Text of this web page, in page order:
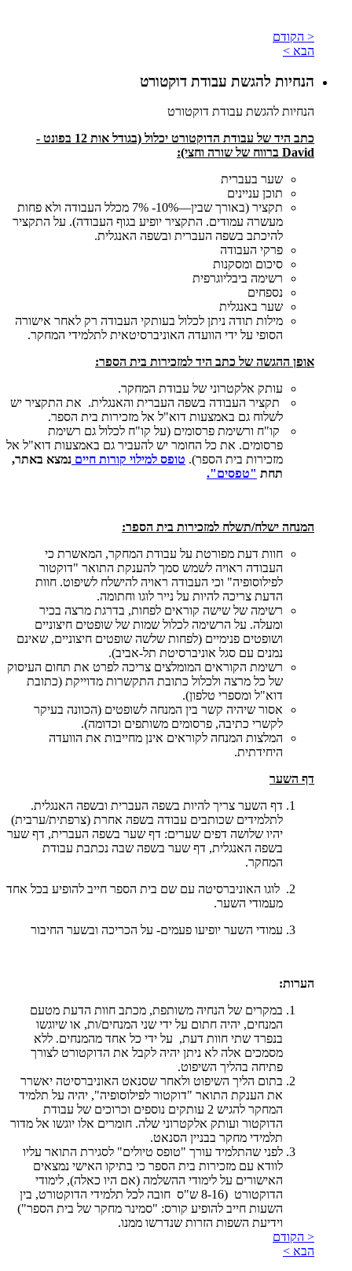
< הקודם
הבא >
הנחיות להגשת עבודת דוקטורט
הנחיות להגשת עבודת דוקטורט
כתב היד של עבודת הדוקטורט יכלול (בגודל אות 12 בפונט -
David ברווח של שורה וחצי):
שער בעברית
תוכן עניינים
תקציר (באורך שבין—10%- 7% מכלל העבודה ולא פחות
מעשרה עמודים. התקציר יופיע בגוף העבודה). על התקציר
להיכתב בשפה העברית ובשפה האנגלית.
פרקי העבודה
סיכום ומסקנות
רשימה ביבליוגרפית
נספחים
שער באנגלית
מילות תודה ניתן לכלול בעותקי העבודה רק לאחר אישורה
הסופי על ידי הוועדה האוניברסיטאית לתלמידי המחקר.
אופן ההגשה של כתב היד למזכירות בית הספר:
עותק אלקטרוני של עבודת המחקר.
תקציר העבודה בשפה העברית והאנגלית. את התקציר יש
לשלוח גם באמצעות דוא"ל אל מזכירות בית הספר.
קו"ח ורשימת פרסומים (על קו"ח לכלול גם רשימת
פרסומים. את כל החומר יש להעביר גם באמצעות דוא"ל אל
מזכירות בית הספר). טופס למילוי קורות חיים נמצא באתר,
תחת "טפסים".
המנחה ישלח/תשלח למזכירות בית הספר:
חוות דעת מפורטת על עבודת המחקר, המאשרת כי
העבודה ראויה לשמש סמך להענקת התואר "דוקטור
לפילוסופיה" וכי העבודה ראויה להישלח לשיפוט. חוות
הדעת צריכה להיות על נייר לוגו וחתומה.
רשימה של שישה קוראים לפחות, בדרגת מרצה בכיר
ומעלה. על הרשימה לכלול שמות של שופטים חיצוניים
ושופטים פנימיים (לפחות שלשה שופטים חיצוניים, שאינם
נמנים עם סגל אוניברסיטת תל-אביב).
רשימת הקוראים המומלצים צריכה לפרט את תחום העיסוק
של כל מרצה ולכלול כתובת התקשרות מדוייקת (כתובת
דוא"ל ומספרי טלפון).
אסור שיהיה קשר בין המנחה לשופטים (הכוונה בעיקר
לקשרי כתיבה, פרסומים משותפים וכדומה).
המלצות המנחה לקוראים אינן מחייבות את הוועדה
היחידתית.
דף השער
דף השער צריך להיות בשפה העברית ובשפה האנגלית.
לתלמידים שכותבים עבודה בשפה אחרת (צרפתית/ערבית)
יהיו שלושה דפים שערים: דף שער בשפה העברית, דף שער
בשפה האנגלית, דף שער בשפה שבה נכתבת עבודת
המחקר.
לוגו האוניברסיטה עם שם בית הספר חייב להופיע בכל אחד
מעמודי השער.
עמודי השער יופיעו פעמים- על הכריכה ובשער החיבור
הערות:
במקרים של הנחיה משותפת, מכתב חוות הדעת מטעם
המנחים, יהיה חתום על ידי שני המנחים/ות, או שיוגשו
בנפרד שתי חוות דעת, על ידי כל אחד מהמנחים. ללא
מסמכים אלה לא ניתן יהיה לקבל את הדוקטורט לצורך
פתיחה בהליך השיפוט.
בתום הליך השיפוט ולאחר שסנאט האוניברסיטה יאשרר
את הענקת התואר "דוקטור לפילוסופיה", יהיה על תלמיד
המחקר להגיש 2 עותקים נוספים וכרוכים של עבודת
הדוקטור ועותק אלקטרוני שלה. חומרים אלו יוגשו אל מדור
תלמידי מחקר בבניין הסנאט.
לפני שהתלמיד עורך "טופס טיולים" לסגירת התואר עליו
לוודא עם מזכירות בית הספר כי בתיקו האישי נמצאים
האישורים על לימודי ההשלמה (אם היו כאלה), לימודי
הדוקטורט (8-16 ש"ס חובה לכל תלמידי הדוקטורט, בין
השעות חייב להופיע קורס: "סמינר מחקר של בית הספר")
וידיעת השפות הזרות שנדרשו ממנו.
< הקודם
הבא >